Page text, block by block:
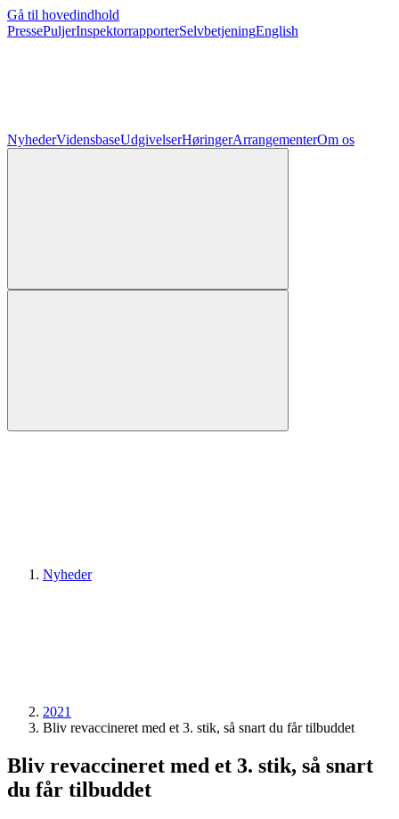
Gå til hovedindhold
PressePuljerInspektorrapporterSelvbetjeningEnglish
NyhederVidensbaseUdgivelserHøringerArrangementerOm os
Nyheder
2021
Bliv revaccineret med et 3. stik, så snart du får tilbuddet
Bliv revaccineret med et 3. stik, så snart
du får tilbuddet